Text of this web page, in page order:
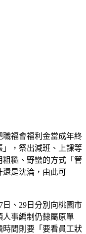
職福會福利金當成年終
」，祭出減班、上課等
糙、野蠻的方式「管
還是沈淪，由此可
、29日分別向桃園市
人事編制仍隸屬原單
間則要「要看員工狀